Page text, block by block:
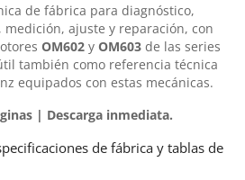
de fábrica para diagnóstico,
ajuste y reparación, con
OM602 y OM603 de las series
también como referencia técnica
equipados con estas mecánicas.
| Descarga inmediata.
de fábrica y tablas de